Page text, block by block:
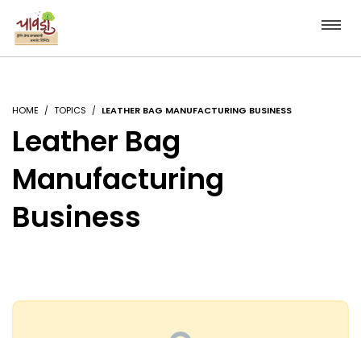
HOME TOPICS LEATHER BAG MANUFACTURING BUSINESS
Leather Bag
Manufacturing
Business